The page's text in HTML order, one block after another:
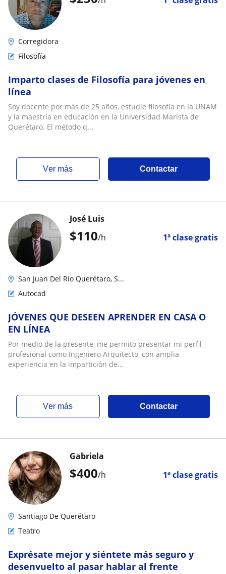
Corregidora
Filosofía
Imparto clases de Filosofía para jóvenes en
línea
Soy docente por más de 25 años, estudie filosofía en la UNAM
y la maestría en educación en la Universidad Marista de
Querétaro. El método q...
ver más Contactar
$110/h 1ª clase gratis
José Luis
San Juan Del Río Querétaro, S...
Autocad
JÓVENES QUE DESEEN APRENDER EN CASA O
EN LÍNEA
Por medio de la presente, me permito presentar mi perfil
profesional como Ingeniero Arquitecto, con amplia
experiencia en la impartición de...
ver más Contactar
$400/h 1ª clase gratis
Gabriela
Santiago De Querétaro
Teatro
Exprésate mejor y siéntete más seguro y
desenvuelto al pasar hablar al frente